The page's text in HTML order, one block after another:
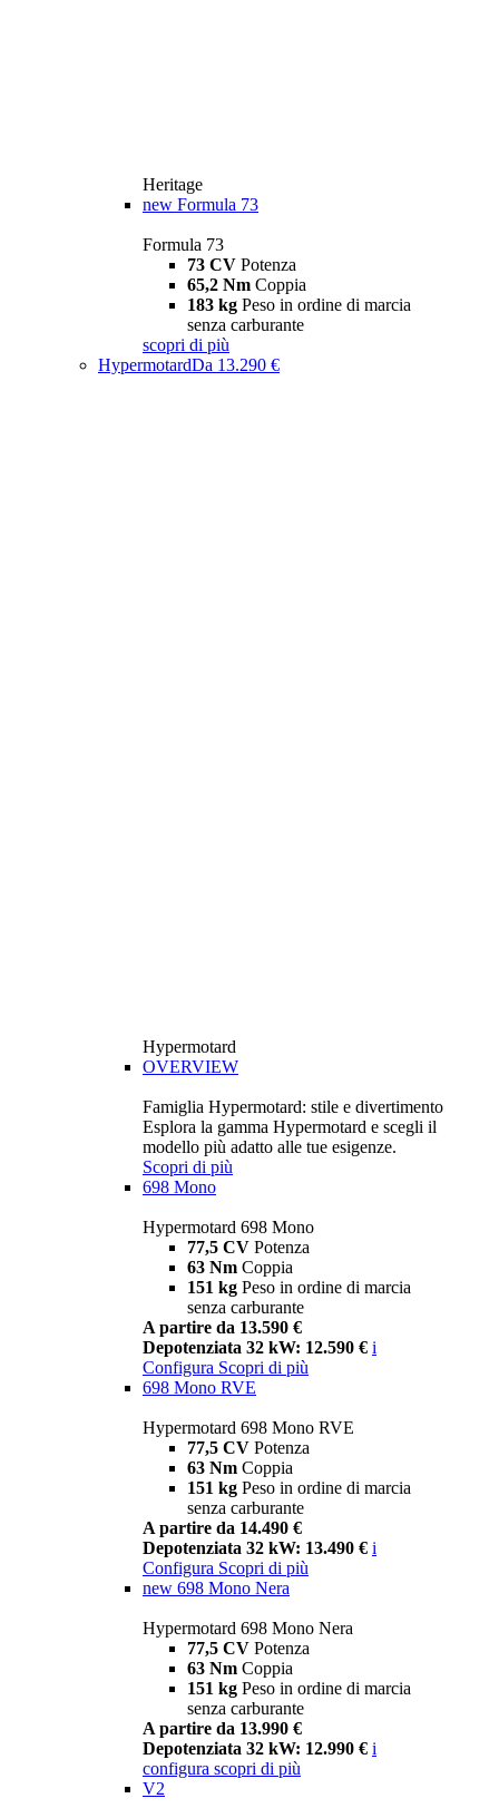
Heritage
new Formula 73
Formula 73
73 CV Potenza
65,2 Nm Coppia
183 kg Peso in ordine di marcia
senza carburante
scopri di più
HypermotardDa 13.290 €
Hypermotard
OVERVIEW
Famiglia Hypermotard: stile e divertimento
Esplora la gamma Hypermotard e scegli il
modello più adatto alle tue esigenze.
Scopri di più
698 Mono
Hypermotard 698 Mono
77,5 CV Potenza
63 Nm Coppia
151 kg Peso in ordine di marcia
senza carburante
A partire da 13.590 €
Depotenziata 32 kW: 12.590 € i
Configura Scopri di più
698 Mono RVE
Hypermotard 698 Mono RVE
77,5 CV Potenza
63 Nm Coppia
151 kg Peso in ordine di marcia
senza carburante
A partire da 14.490 €
Depotenziata 32 kW: 13.490 € i
Configura Scopri di più
new 698 Mono Nera
Hypermotard 698 Mono Nera
77,5 CV Potenza
63 Nm Coppia
151 kg Peso in ordine di marcia
senza carburante
A partire da 13.990 €
Depotenziata 32 kW: 12.990 € i
configura scopri di più
V2